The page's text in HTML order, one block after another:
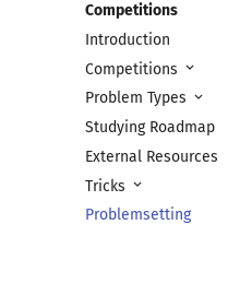
Competitions
Introduction
Competitions
Problem Types
Studying Roadmap
External Resources
Tricks
Problemsetting